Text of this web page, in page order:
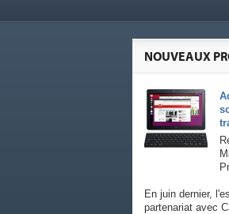
NOUVEAUX
En juin dernier,
partenariat avec